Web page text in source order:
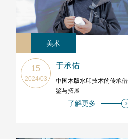
美术
15
2024/03
于承佑
中国木版水印技术的传承借
鉴与拓展
了解更多